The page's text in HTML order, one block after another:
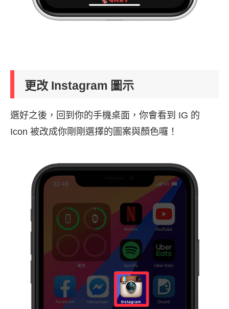
更改 Instagram 圖示
選好之後，回到你的手機桌面，你會看到 IG 的
Icon 被改成你剛剛選擇的圖案與顏色囉！